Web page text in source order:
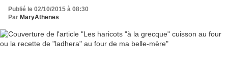
Publié le 02/10/2015 à 08:30
Par MaryAthenes